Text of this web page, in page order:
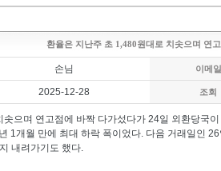
환율은 지난주 초 1,480원대로 치솟으며 연
손님 이메일
2025-12-28 조회
으며 연고점에 바짝 다가섰다가 24일 외환당국
1개월 만에 최대 하락 폭이었다. 다음 거래일인 26
내려가기도 했다.